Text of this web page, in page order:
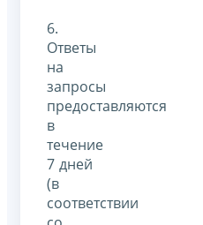
6.
Ответы
на
запросы
предоставляются
в
течение
7 дней
(в
соответствии